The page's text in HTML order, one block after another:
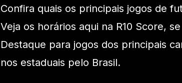
Confira quais os principais jogos de
Veja os horários aqui na R10 Score,
Destaque para jogos dos principais
nos estaduais pelo Brasil.